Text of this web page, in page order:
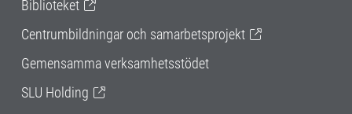
Biblioteket
Centrumbildningar och samarbetsprojekt
Gemensamma verksamhetsstödet
SLU Holding